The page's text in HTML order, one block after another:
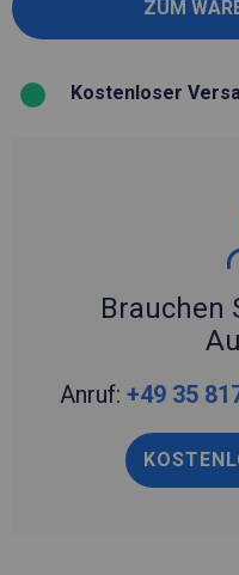
Kostenloser
Brauchen
Anruf: +49 35